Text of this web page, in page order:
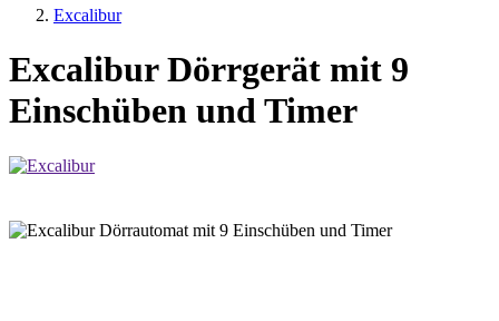
Excalibur
Excalibur Dörrgerät mit 9
Einschüben und Timer